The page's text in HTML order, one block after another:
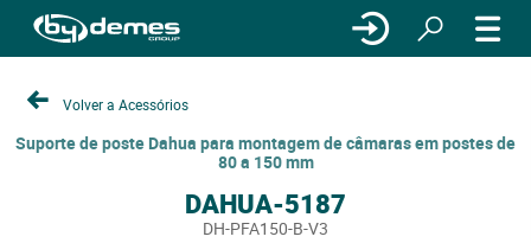
Volver a Acessórios
Suporte de poste Dahua para montagem de câmaras em postes de
80 a 150 mm
DAHUA-5187
DH-PFA150-B-V3